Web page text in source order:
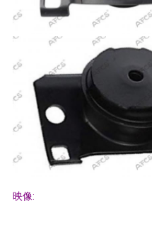
て
く
い
地
映像: